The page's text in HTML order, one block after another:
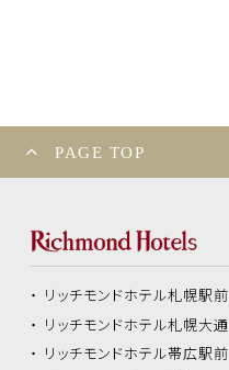
PAGE TOP
リッチモンドホテル札幌駅前
リッチモンドホテル札幌大通
リッチモンドホテル帯広駅前